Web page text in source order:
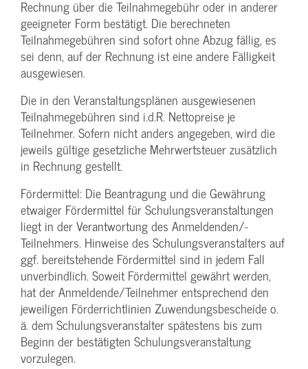
Rechnung über die Teilnahmegebühr oder in anderer
geeigneter Form bestätigt. Die berechneten
Teilnahmegebühren sind sofort ohne Abzug fällig, es
sei denn, auf der Rechnung ist eine andere Fälligkeit
ausgewiesen.
Die in den Veranstaltungsplänen ausgewiesenen
Teilnahmegebühren sind i.d.R. Nettopreise je
Teilnehmer. Sofern nicht anders angegeben, wird die
jeweils gültige gesetzliche Mehrwertsteuer zusätzlich
in Rechnung gestellt.
Fördermittel: Die Beantragung und die Gewährung
etwaiger Fördermittel für Schulungs­veranstaltungen
liegt in der Verantwortung des Anmeldenden/­
Teilnehmers. Hinweise des Schulungs­veranstalters auf
ggf. bereitstehende Fördermittel sind in jedem Fall
unverbindlich. Soweit Fördermittel gewährt werden,
hat der Anmeldende/­Teilnehmer entsprechend den
jeweiligen Förderrichtlinien Zuwendungs­bescheide o.
ä. dem Schulungs­veranstalter spätestens bis zum
Beginn der bestätigten Schulungs­veranstaltung
vorzulegen.